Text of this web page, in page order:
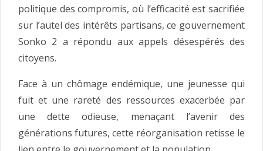
politique des compromis, où l’efficacité est sacrifiée
sur l’autel des intérêts partisans, ce gouvernement
Sonko 2 a répondu aux appels désespérés des
citoyens.
Face à un chômage endémique, une jeunesse qui
fuit et une rareté des ressources exacerbée par
une dette odieuse, menaçant l’avenir des
générations futures, cette réorganisation retisse le